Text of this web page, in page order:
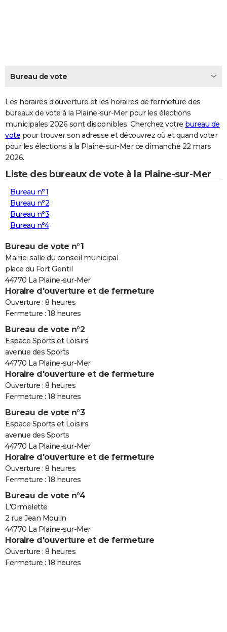
CARTE DE VOEUX
Dictionnaire
Biographies
Citations
Expressions
Proverbes
PROGRAMME TV
COPAINS D'AVANT
S'inscrire
Se connecter
Lycées
Collèges
Primaires
Universités
Entreprises
Service militaire
Avis de recherche
AVIS DE DÉCÈS
FORUM
Bricolage
Lifestyle
Culture
Sport
Auto
Television
Voyage
Cinema
Bureau de vote
Les horaires d'ouverture et les horaires de fermeture des
bureaux de vote à la Plaine-sur-Mer pour les élections
municipales 2026 sont disponibles. Cherchez votre bureau de
vote pour trouver son adresse et découvrez où et quand voter
pour les élections à la Plaine-sur-Mer ce dimanche 22 mars
2026.
Liste des bureaux de vote à la Plaine-sur-Mer
Bureau n°1
Bureau n°2
Bureau n°3
Bureau n°4
Bureau de vote n°1
Mairie, salle du conseil municipal
place du Fort Gentil
44770 La Plaine-sur-Mer
Horaire d'ouverture et de fermeture
Ouverture : 8 heures
Fermeture : 18 heures
Bureau de vote n°2
Espace Sports et Loisirs
avenue des Sports
44770 La Plaine-sur-Mer
Horaire d'ouverture et de fermeture
Ouverture : 8 heures
Fermeture : 18 heures
Bureau de vote n°3
Espace Sports et Loisirs
avenue des Sports
44770 La Plaine-sur-Mer
Horaire d'ouverture et de fermeture
Ouverture : 8 heures
Fermeture : 18 heures
Bureau de vote n°4
L'Ormelette
2 rue Jean Moulin
44770 La Plaine-sur-Mer
Horaire d'ouverture et de fermeture
Ouverture : 8 heures
Fermeture : 18 heures